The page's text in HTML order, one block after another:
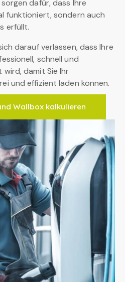
dafür, dass Ihre
funktioniert, sondern auch
erfüllt.
darauf verlassen, dass Ihre
schnell und
damit Sie Ihr
und effizient laden können.
Wallbox kalkulieren